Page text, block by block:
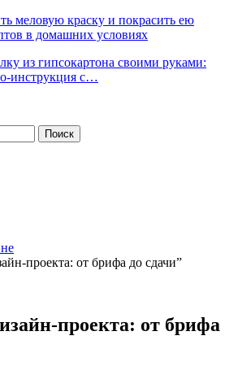
меловую краску и покрасить ею
в домашних условиях
из гипсокартона своими руками:
инструкция с…
проекта: от брифа до сдачи”
проекта: от брифа